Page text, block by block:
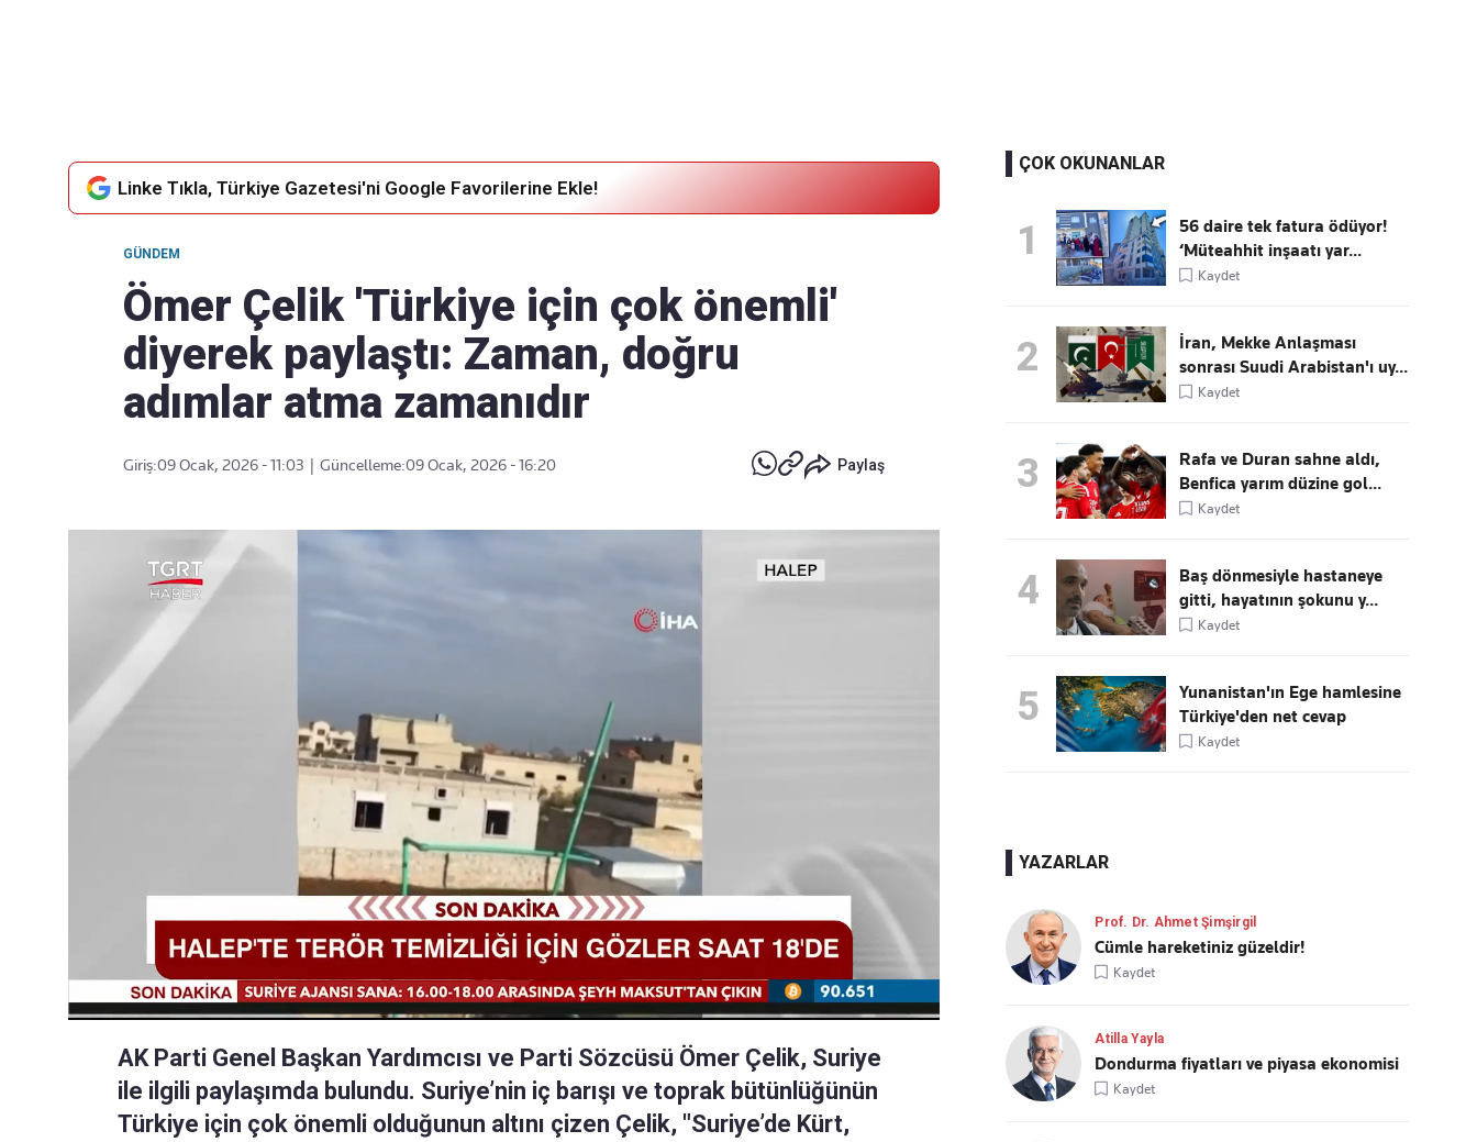
Linke Tıkla, Türkiye Gazetesi'ni Google Favorilerine Ekle!
GÜNDEM
Ömer Çelik 'Türkiye için çok önemli'
diyerek paylaştı: Zaman, doğru
adımlar atma zamanıdır
Giriş:09 Ocak, 2026 - 11:03 Güncelleme:09 Ocak, 2026 - 16:20 Paylaş
AK Parti Genel Başkan Yardımcısı ve Parti Sözcüsü Ömer Çelik, Suriye
ile ilgili paylaşımda bulundu. Suriye’nin iç barışı ve toprak bütünlüğünün
Türkiye için çok önemli olduğunun altını çizen Çelik, "Suriye’de Kürt,
ÇOK OKUNANLAR
1
56 daire tek fatura ödüyor!
‘Müteahhit inşaatı yar...
Kaydet
2
İran, Mekke Anlaşması
sonrası Suudi Arabistan'ı uy...
Kaydet
3
Rafa ve Duran sahne aldı,
Benfica yarım düzine gol...
Kaydet
4
Baş dönmesiyle hastaneye
gitti, hayatının şokunu y...
Kaydet
5
Yunanistan'ın Ege hamlesine
Türkiye'den net cevap
Kaydet
YAZARLAR
Prof. Dr. Ahmet Şimşirgil
Cümle hareketiniz güzeldir!
Kaydet
Atilla Yayla
Dondurma fiyatları ve piyasa ekonomisi
Kaydet